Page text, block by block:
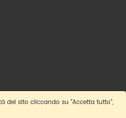
del sito cliccando su "Accetta tutto",